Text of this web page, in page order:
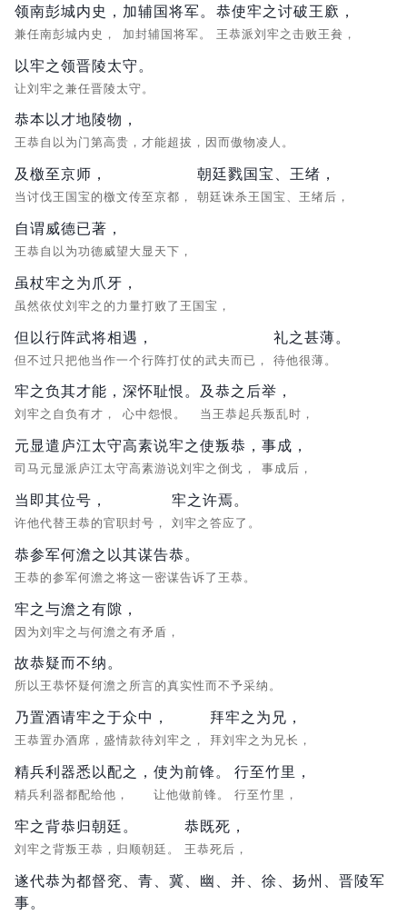
领南彭城内史，
兼任南彭城内史，
加辅国将军。
加封辅国将军。
恭使牢之讨破王廞，
王恭派刘牢之击败王貵，
以牢之领晋陵太守。
让刘牢之兼任晋陵太守。
恭本以才地陵物，
王恭自以为门第高贵，才能超拔，因而傲物凌人。
及檄至京师，
当讨伐王国宝的檄文传至京都，
朝廷戮国宝、王绪，
朝廷诛杀王国宝、王绪后，
自谓威德已著，
王恭自以为功德威望大显天下，
虽杖牢之为爪牙，
虽然依仗刘牢之的力量打败了王国宝，
但以行阵武将相遇，
但不过只把他当作一个行阵打仗的武夫而已，
礼之甚薄。
待他很薄。
牢之负其才能，
刘牢之自负有才，
深怀耻恨。
心中怨恨。
及恭之后举，
当王恭起兵叛乱时，
元显遣庐江太守高素说牢之使叛恭，
司马元显派庐江太守高素游说刘牢之倒戈，
事成，
事成后，
当即其位号，
许他代替王恭的官职封号，
牢之许焉。
刘牢之答应了。
恭参军何澹之以其谋告恭。
王恭的参军何澹之将这一密谋告诉了王恭。
牢之与澹之有隙，
因为刘牢之与何澹之有矛盾，
故恭疑而不纳。
所以王恭怀疑何澹之所言的真实性而不予采纳。
乃置酒请牢之于众中，
王恭置办酒席，盛情款待刘牢之，
拜牢之为兄，
拜刘牢之为兄长，
精兵利器悉以配之，
精兵利器都配给他，
使为前锋。
让他做前锋。
行至竹里，
行至竹里，
牢之背恭归朝廷。
刘牢之背叛王恭，归顺朝廷。
恭既死，
王恭死后，
遂代恭为都督兖、青、冀、幽、并、徐、扬州、晋陵军
事。